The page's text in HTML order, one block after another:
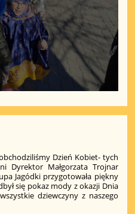
Dzień Kobiet- tych
Dyrektor Małgorzata Trojnar
Jagódki przygotowała piękny
się pokaz mody z okazji Dnia
dziewczyny z naszego